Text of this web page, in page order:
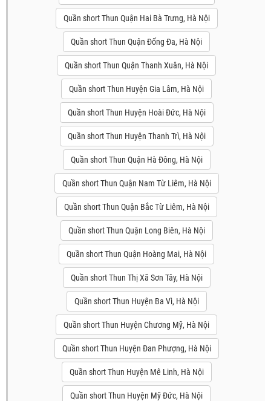
Quần short Thun Quận Hai Bà Trưng, Hà Nội
Quần short Thun Quận Đống Đa, Hà Nội
Quần short Thun Quận Thanh Xuân, Hà Nội
Quần short Thun Huyện Gia Lâm, Hà Nội
Quần short Thun Huyện Hoài Đức, Hà Nội
Quần short Thun Huyện Thanh Trì, Hà Nội
Quần short Thun Quận Hà Đông, Hà Nội
Quần short Thun Quận Nam Từ Liêm, Hà Nội
Quần short Thun Quận Bắc Từ Liêm, Hà Nội
Quần short Thun Quận Long Biên, Hà Nội
Quần short Thun Quận Hoàng Mai, Hà Nội
Quần short Thun Thị Xã Sơn Tây, Hà Nội
Quần short Thun Huyện Ba Vì, Hà Nội
Quần short Thun Huyện Chương Mỹ, Hà Nội
Quần short Thun Huyện Đan Phượng, Hà Nội
Quần short Thun Huyện Mê Linh, Hà Nội
Quần short Thun Huyện Mỹ Đức, Hà Nội